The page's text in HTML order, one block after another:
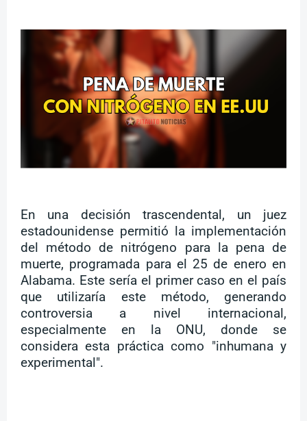
En una decisión trascendental, un juez
estadounidense permitió la implementación
del método de nitrógeno para la pena de
muerte, programada para el 25 de enero en
Alabama. Este sería el primer caso en el país
que utilizaría este método, generando
controversia a nivel internacional,
especialmente en la ONU, donde se
considera esta práctica como "inhumana y
experimental".